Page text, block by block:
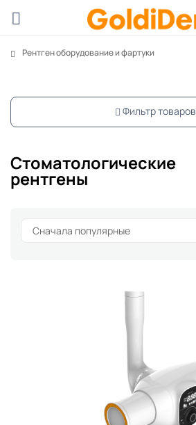
Рентген оборудование и фартуки
Фильтр товаров
Стоматологические
рентгены